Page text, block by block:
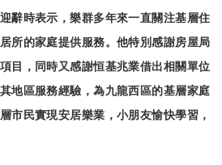
辭時表示，樂群多年來一直關注基層住
所的家庭提供服務。他特別感謝房屋局
目，同時又感謝恒基兆業借出相關單位
地區服務經驗，為九龍西區的基層家庭
市民實現安居樂業，小朋友愉快學習，